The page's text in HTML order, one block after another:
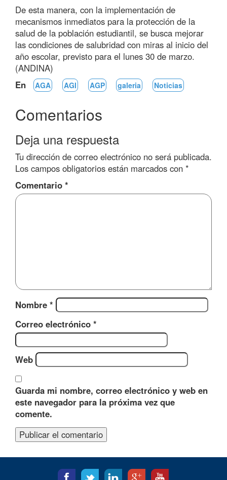
De esta manera, con la implementación de
mecanismos inmediatos para la protección de la
salud de la población estudiantil, se busca mejorar
las condiciones de salubridad con miras al inicio del
año escolar, previsto para el lunes 30 de marzo.
(ANDINA)
En
AGA AGI AGP galeria Noticias
Comentarios
Deja una respuesta
Tu dirección de correo electrónico no será publicada.
Los campos obligatorios están marcados con *
Comentario *
Nombre *
Correo electrónico *
Web
Guarda mi nombre, correo electrónico y web en
este navegador para la próxima vez que
comente.